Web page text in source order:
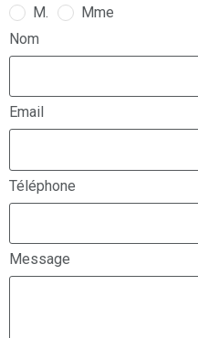
M.
Mme
Nom
Email
Téléphone
Message